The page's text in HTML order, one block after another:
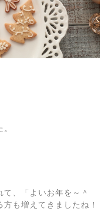
、「よいお年を～＾
も増えてきましたね！